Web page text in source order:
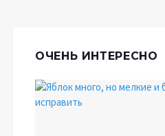
ОЧЕНЬ ИНТЕРЕСНО